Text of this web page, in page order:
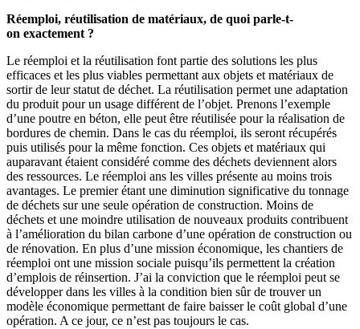
Réemploi, réutilisation de matériaux, de quoi parle-t-
on exactement ?
Le réemploi et la réutilisation font partie des solutions les plus
efficaces et les plus viables permettant aux objets et matériaux de
sortir de leur statut de déchet. La réutilisation permet une adaptation
du produit pour un usage différent de l’objet. Prenons l’exemple
d’une poutre en béton, elle peut être réutilisée pour la réalisation de
bordures de chemin. Dans le cas du réemploi, ils seront récupérés
puis utilisés pour la même fonction. Ces objets et matériaux qui
auparavant étaient considéré comme des déchets deviennent alors
des ressources. Le réemploi ans les villes présente au moins trois
avantages. Le premier étant une diminution significative du tonnage
de déchets sur une seule opération de construction. Moins de
déchets et une moindre utilisation de nouveaux produits contribuent
à l’amélioration du bilan carbone d’une opération de construction ou
de rénovation. En plus d’une mission économique, les chantiers de
réemploi ont une mission sociale puisqu’ils permettent la création
d’emplois de réinsertion. J’ai la conviction que le réemploi peut se
développer dans les villes à la condition bien sûr de trouver un
modèle économique permettant de faire baisser le coût global d’une
opération. A ce jour, ce n’est pas toujours le cas.